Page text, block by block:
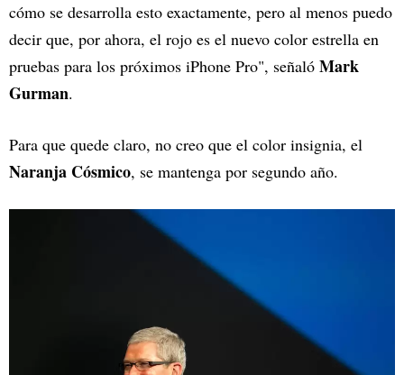
cómo se desarrolla esto exactamente, pero al menos puedo
decir que, por ahora, el rojo es el nuevo color estrella en
pruebas para los próximos iPhone Pro", señaló Mark
Gurman.
Para que quede claro, no creo que el color insignia, el
Naranja Cósmico, se mantenga por segundo año.